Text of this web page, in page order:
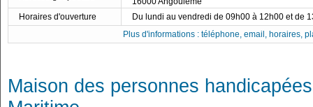
Horaires d'ouverture
Du lundi au vendredi de 09h00 à 12h00 et de
Plus d'informations : téléphone, email, horaires,
Maison des personnes